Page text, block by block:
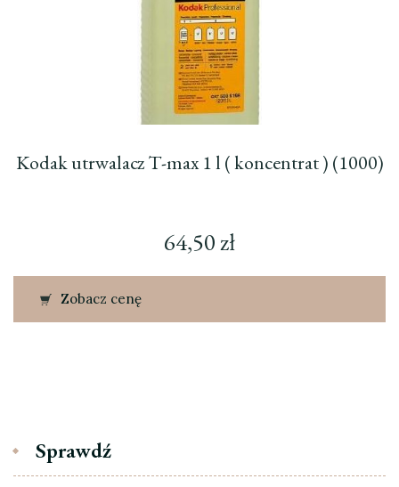
Kodak utrwalacz T-max 1 l ( koncentrat ) (1000)
64,50zł
Zobacz cenę
Sprawdź